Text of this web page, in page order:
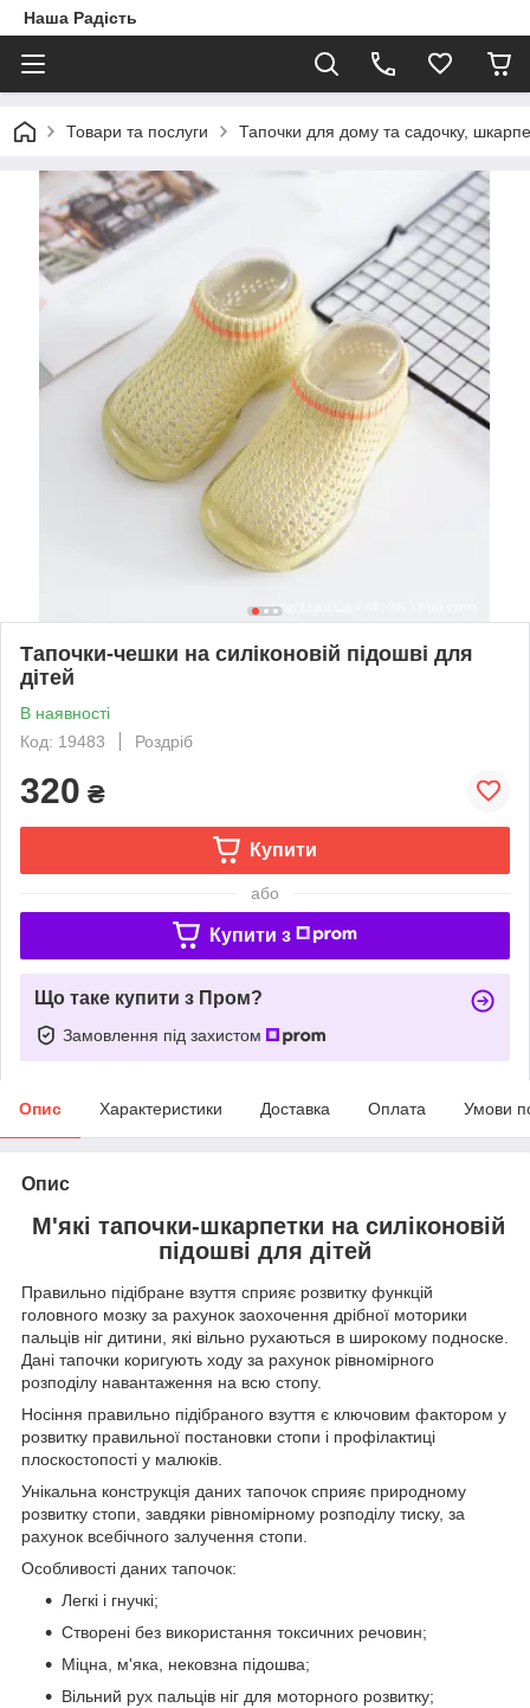
Наша Радість
Товари та послуги Тапочки для дому та садочку,
Тапочки-чешки на силіконовій підошві для
дітей
В наявності
Код: 19483
Роздріб
320 ₴
Купити
або
Купити з
Що таке купити з Пром?
Замовлення під захистом
Опис Характеристики Доставка Оплата Умови
Опис
М'які тапочки-шкарпетки на силіконовій
підошві для дітей
Правильно підібране взуття сприяє розвитку функцій
головного мозку за рахунок заохочення дрібної моторики
пальців ніг дитини, які вільно рухаються в широкому подноске.
Дані тапочки коригують ходу за рахунок рівномірного
розподілу навантаження на всю стопу.
Носіння правильно підібраного взуття є ключовим фактором у
розвитку правильної постановки стопи і профілактиці
плоскостопості у малюків.
Унікальна конструкція даних тапочок сприяє природному
розвитку стопи, завдяки рівномірному розподілу тиску, за
рахунок всебічного залучення стопи.
Особливості даних тапочок:
Легкі і гнучкі;
Створені без використання токсичних речовин;
Міцна, м'яка, нековзна підошва;
Вільний рух пальців ніг для моторного розвитку;